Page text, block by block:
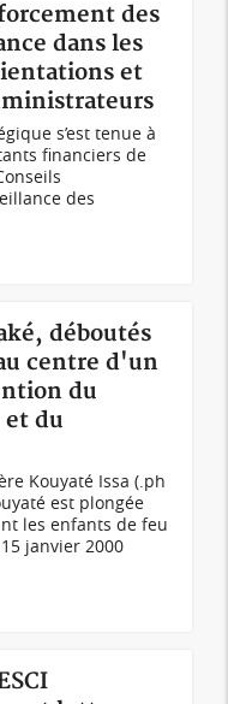
des
dans les
et
s’est tenue à
financiers de
des
déboutés
centre d'un
du
et du
Kouyaté Issa (.ph
est plongée
les enfants de feu
janvier 2000